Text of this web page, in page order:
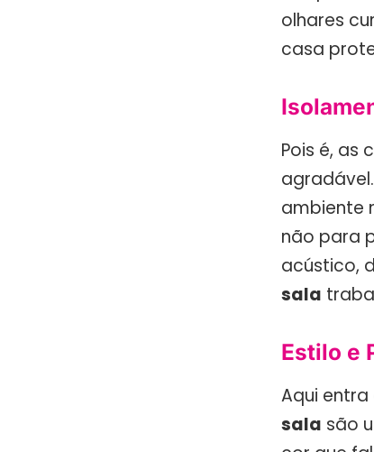
olhares
casa
Pois é,
ambiente
não para
acústico,
sala
Estilo e
Aqui
sala são